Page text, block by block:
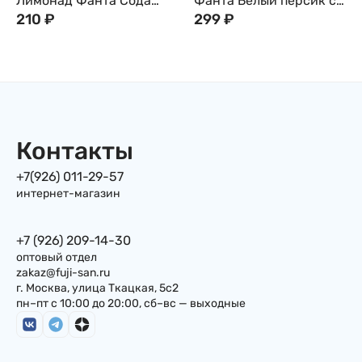
тайваньская дыня Fanta
210 ₽
натуральным пюре без
299₽
Контакты
+7(926) 011-29-57
интернет-магазин
+7 (926) 209-14-30
оптовый отдел
zakaz@fuji-san.ru
г. Москва, улица Ткацкая, 5с2
пн–пт с 10:00 до 20:00, сб–вс — выходные